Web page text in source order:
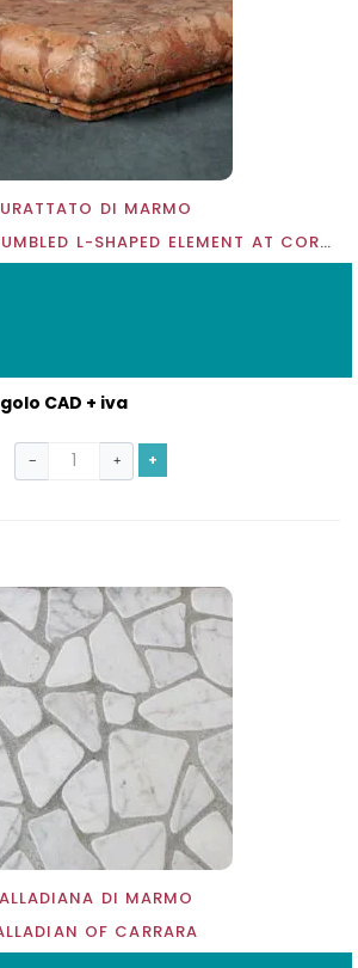
DI MARMO
L-SHAPED ELEMENT AT CORNER
CAD + iva
− + +
DI MARMO
OF CARRARA